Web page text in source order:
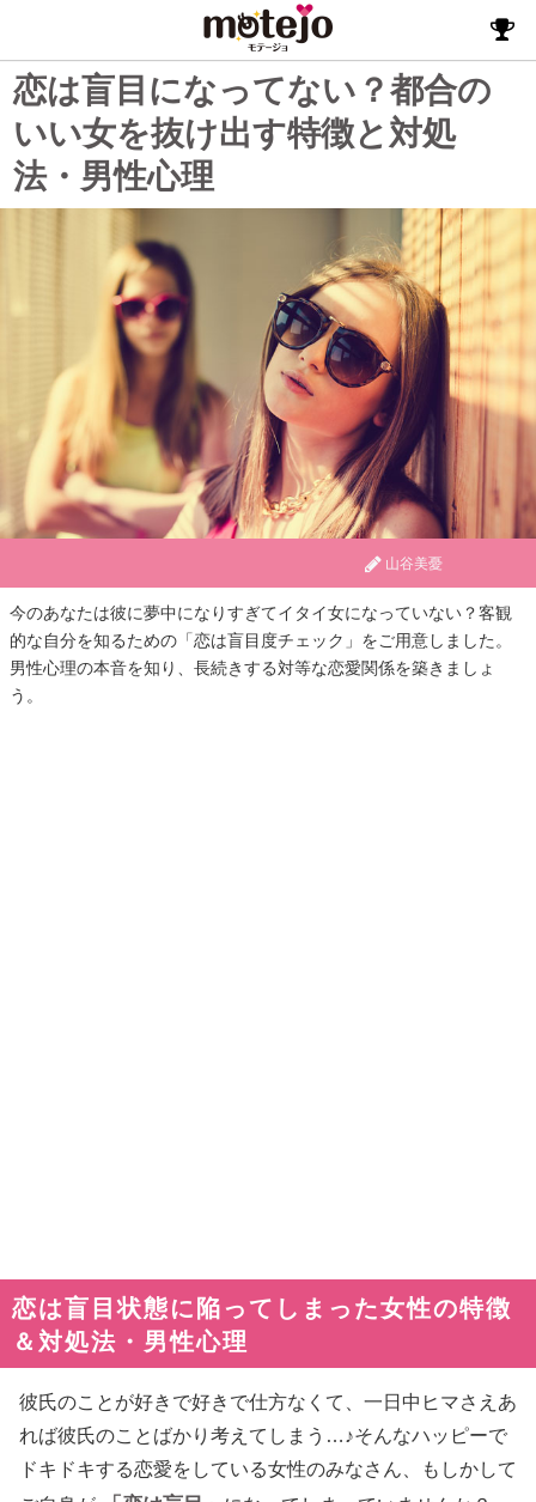
恋は盲目になってない？都合の
いい女を抜け出す特徴と対処
法・男性心理
山谷美憂
今のあなたは彼に夢中になりすぎてイタイ女になっていない？客観
的な自分を知るための「恋は盲目度チェック」をご用意しました。
男性心理の本音を知り、長続きする対等な恋愛関係を築きましょ
う。
恋は盲目状態に陥ってしまった女性の特徴
＆対処法・男性心理
彼氏のことが好きで好きで仕方なくて、一日中ヒマさえあ
れば彼氏のことばかり考えてしまう…♪そんなハッピーで
ドキドキする恋愛をしている女性のみなさん、もしかして